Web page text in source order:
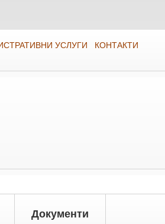
УСЛУГИ КОНТАКТИ
Документи